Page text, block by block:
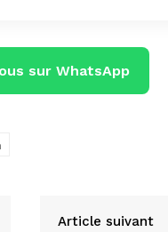
sur WhatsApp
Article suivant